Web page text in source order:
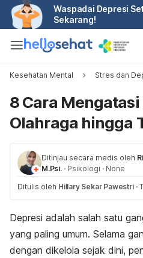
Waspadai Depresi
Sekarang!
Kesehatan Mental Stres dan
8 Cara
Olahraga hingga
Ditinjau secara medis oleh
M.Psi. · Psikologi · None
Ditulis oleh Hillary Sekar Pawestri ·
Depresi adalah salah satu
yang paling umum. Selama
dengan dikelola sejak dini,